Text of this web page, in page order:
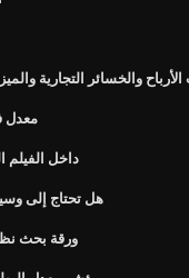
معدل
داخل الفيلم
هل تحتاج إلى
ورقة بحث